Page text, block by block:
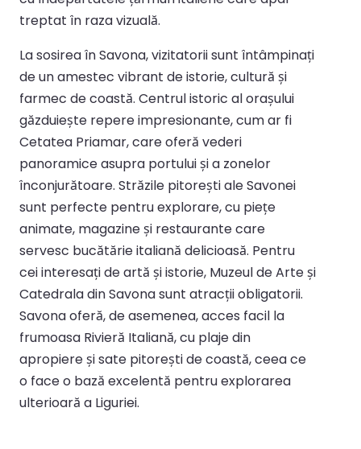
treptat în raza vizuală.
La sosirea în Savona, vizitatorii sunt întâmpinați
de un amestec vibrant de istorie, cultură și
farmec de coastă. Centrul istoric al orașului
găzduiește repere impresionante, cum ar fi
Cetatea Priamar, care oferă vederi
panoramice asupra portului și a zonelor
înconjurătoare. Străzile pitorești ale Savonei
sunt perfecte pentru explorare, cu piețe
animate, magazine și restaurante care
servesc bucătărie italiană delicioasă. Pentru
cei interesați de artă și istorie, Muzeul de Arte și
Catedrala din Savona sunt atracții obligatorii.
Savona oferă, de asemenea, acces facil la
frumoasa Rivieră Italiană, cu plaje din
apropiere și sate pitorești de coastă, ceea ce
o face o bază excelentă pentru explorarea
ulterioară a Liguriei.